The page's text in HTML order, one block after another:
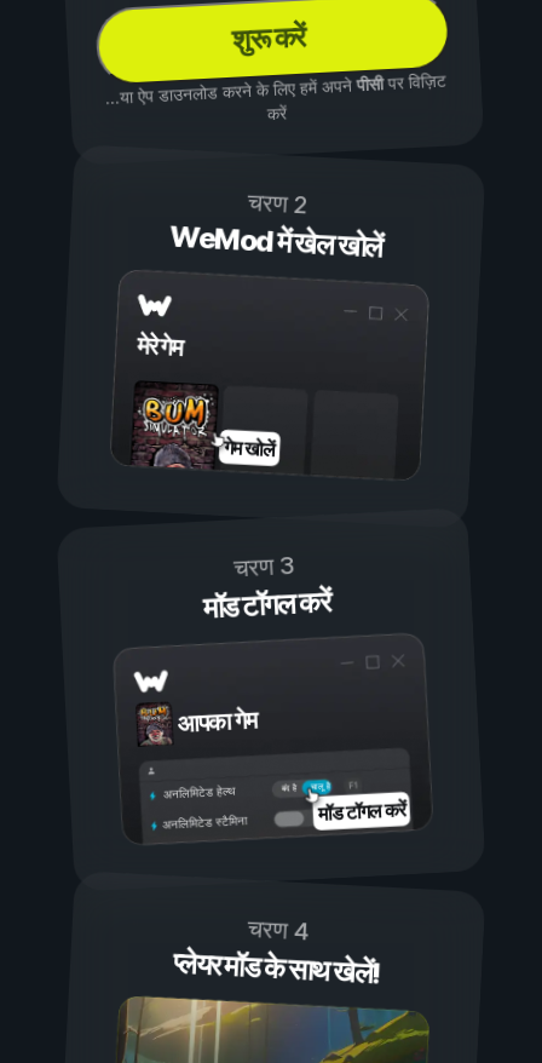
शुरू करें
...या ऐप डाउनलोड करने के लिए हमें अपनेपीसीपर विज़िट
करें
चरण 2
WeMod में खेल खोलें
मेरे गेम
गेम खोलें
चरण 3
मॉड टॉगल करें
आपका गेम
चालू है
बंद है
अनलिमिटेड हेल्थ
अनलिमिटेड स्टैमिना मॉड टॉगल करें
चरण 4
प्लेयर मॉड के साथ खेलें!